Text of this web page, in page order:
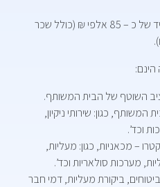
מספר עובדים – 11 בעלות מעביד של כ – 85 אלפי ₪ (כולל שכר
השוטף של הבית המשותף.
כגון: שירותי ניקיון,
וכד’.
– מכאניות, כגון: מעליות,
מערכות סולאריות וכד’.
ביקורת מעליות, דמי חבר